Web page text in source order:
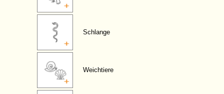
Schlange
Weichtiere